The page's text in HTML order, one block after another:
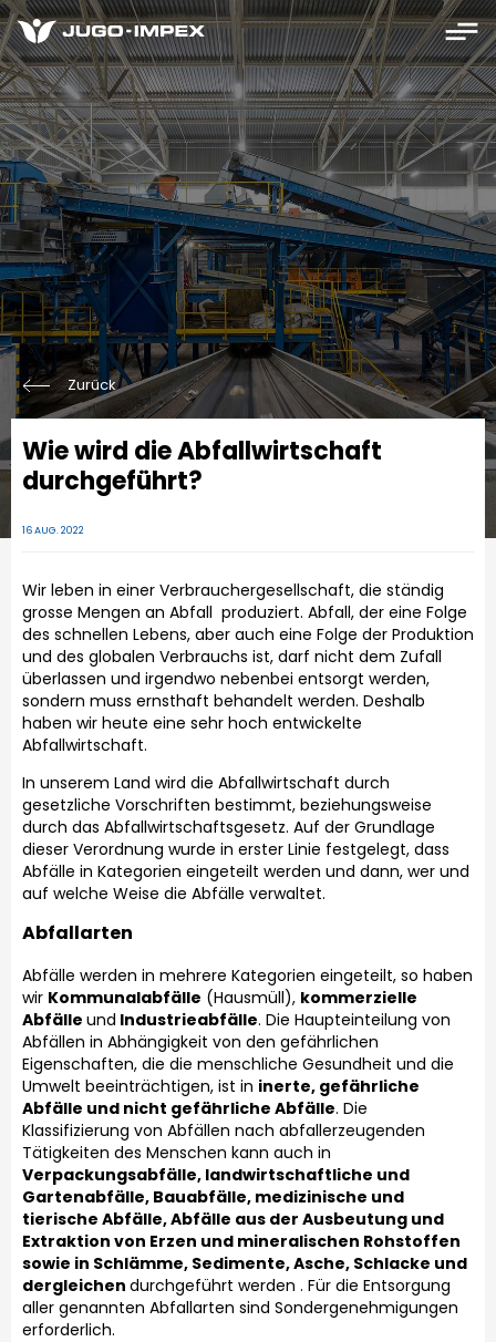
Zurück
Wie wird die Abfallwirtschaft
durchgeführt?
16 AUG. 2022
Wir leben in einer Verbrauchergesellschaft, die ständig
grosse Mengen an Abfall produziert. Abfall, der eine Folge
des schnellen Lebens, aber auch eine Folge der Produktion
und des globalen Verbrauchs ist, darf nicht dem Zufall
überlassen und irgendwo nebenbei entsorgt werden,
sondern muss ernsthaft behandelt werden. Deshalb
haben wir heute eine sehr hoch entwickelte
Abfallwirtschaft.
In unserem Land wird die Abfallwirtschaft durch
gesetzliche Vorschriften bestimmt, beziehungsweise
durch das Abfallwirtschaftsgesetz. Auf der Grundlage
dieser Verordnung wurde in erster Linie festgelegt, dass
Abfälle in Kategorien eingeteilt werden und dann, wer und
auf welche Weise die Abfälle verwaltet.
Abfallarten
Abfälle werden in mehrere Kategorien eingeteilt, so haben
wir Kommunalabfälle (Hausmüll), kommerzielle
Abfälle und Industrieabfälle. Die Haupteinteilung von
Abfällen in Abhängigkeit von den gefährlichen
Eigenschaften, die die menschliche Gesundheit und die
Umwelt beeinträchtigen, ist in inerte, gefährliche
Abfälle und nicht gefährliche Abfälle. Die
Klassifizierung von Abfällen nach abfallerzeugenden
Tätigkeiten des Menschen kann auch in
Verpackungsabfälle, landwirtschaftliche und
Gartenabfälle, Bauabfälle, medizinische und
tierische Abfälle, Abfälle aus der Ausbeutung und
Extraktion von Erzen und mineralischen Rohstoffen
sowie in Schlämme, Sedimente, Asche, Schlacke und
dergleichen durchgeführt werden . Für die Entsorgung
aller genannten Abfallarten sind Sondergenehmigungen
erforderlich.